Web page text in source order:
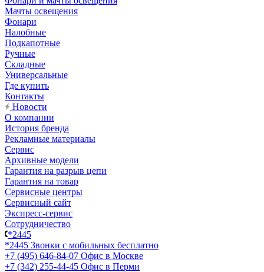
Мачты освещения
Фонари
Налобные
Подкапотные
Ручные
Складные
Универсальные
Где купить
Контакты
Новости
О компании
История бренда
Рекламные материалы
Сервис
Архивные модели
Гарантия на разрыв цепи
Гарантия на товар
Сервисные центры
Сервисный сайт
Экспресс-сервис
Сотрудничество
*2445
*2445 Звонки с мобильных бесплатно
+7 (495) 646-84-07 Офис в Москве
+7 (342) 255-44-45 Офис в Перми